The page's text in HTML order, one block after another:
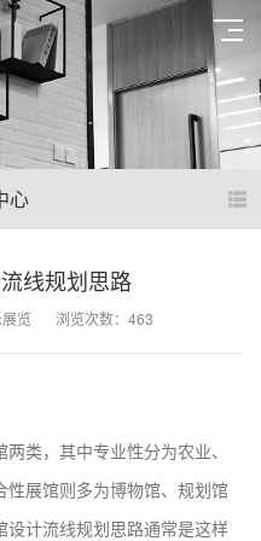
心
线规划思路
览 浏览次数：463
类，其中专业性分为农业、
性展馆则多为博物馆、规划馆
设计流线规划思路通常是这样